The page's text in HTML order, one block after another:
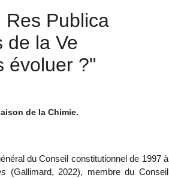
Publica
de la Ve
évoluer ?"
de la Chimie.
du Conseil constitutionnel de 1997 à
(Gallimard, 2022), membre du Conseil